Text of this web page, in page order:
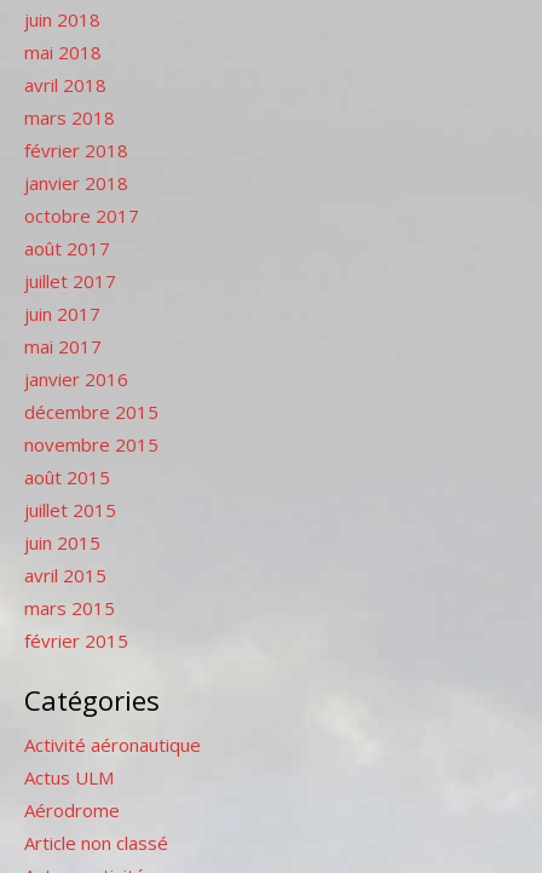
juin 2018
mai 2018
avril 2018
mars 2018
février 2018
janvier 2018
octobre 2017
août 2017
juillet 2017
juin 2017
mai 2017
janvier 2016
décembre 2015
novembre 2015
août 2015
juillet 2015
juin 2015
avril 2015
mars 2015
février 2015
Catégories
Activité aéronautique
Actus ULM
Aérodrome
Article non classé